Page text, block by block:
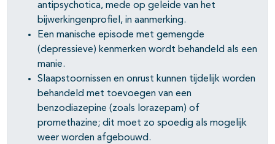
antipsychotica, mede op geleide van het
bijwerkingenprofiel, in aanmerking.
Een manische episode met gemengde
(depressieve) kenmerken wordt behandeld als een
manie.
Slaapstoornissen en onrust kunnen tijdelijk worden
behandeld met toevoegen van een
benzodiazepine (zoals lorazepam) of
promethazine; dit moet zo spoedig als mogelijk
weer worden afgebouwd.